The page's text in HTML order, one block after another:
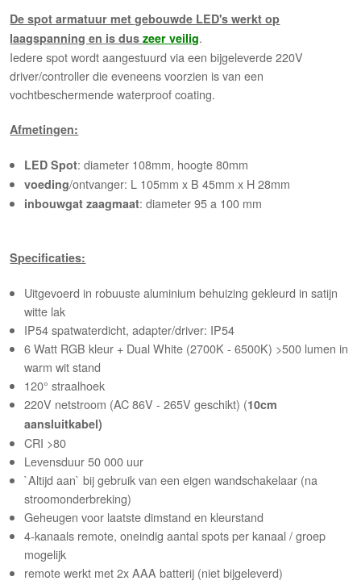
De spot armatuur met gebouwde LED's werkt op
laagspanning en is duszeer veilig.
Iedere spot wordt aangestuurd via een bijgeleverde 220V
driver/controller die eveneens voorzien is van een
vochtbeschermende waterproof coating.
Afmetingen:
LED Spot: diameter 108mm, hoogte 80mm
voeding/ontvanger: L 105mm x B 45mm x H 28mm
inbouwgat zaagmaat: diameter 95 a 100 mm
Specificaties:
Uitgevoerd in robuuste aluminium behuizing gekleurd in satijn
witte lak
IP54 spatwaterdicht, adapter/driver: IP54
6 Watt RGB kleur + Dual White (2700K - 6500K) >500 lumen in
warm wit stand
120° straalhoek
220V netstroom (AC 86V - 265V geschikt) (10cm
aansluitkabel)
CRI >80
Levensduur 50 000 uur
`Altijd aan` bij gebruik van een eigen wandschakelaar (na
stroomonderbreking)
Geheugen voor laatste dimstand en kleurstand
4-kanaals remote, oneindig aantal spots per kanaal / groep
mogelijk
remote werkt met 2x AAA batterij (niet bijgeleverd)